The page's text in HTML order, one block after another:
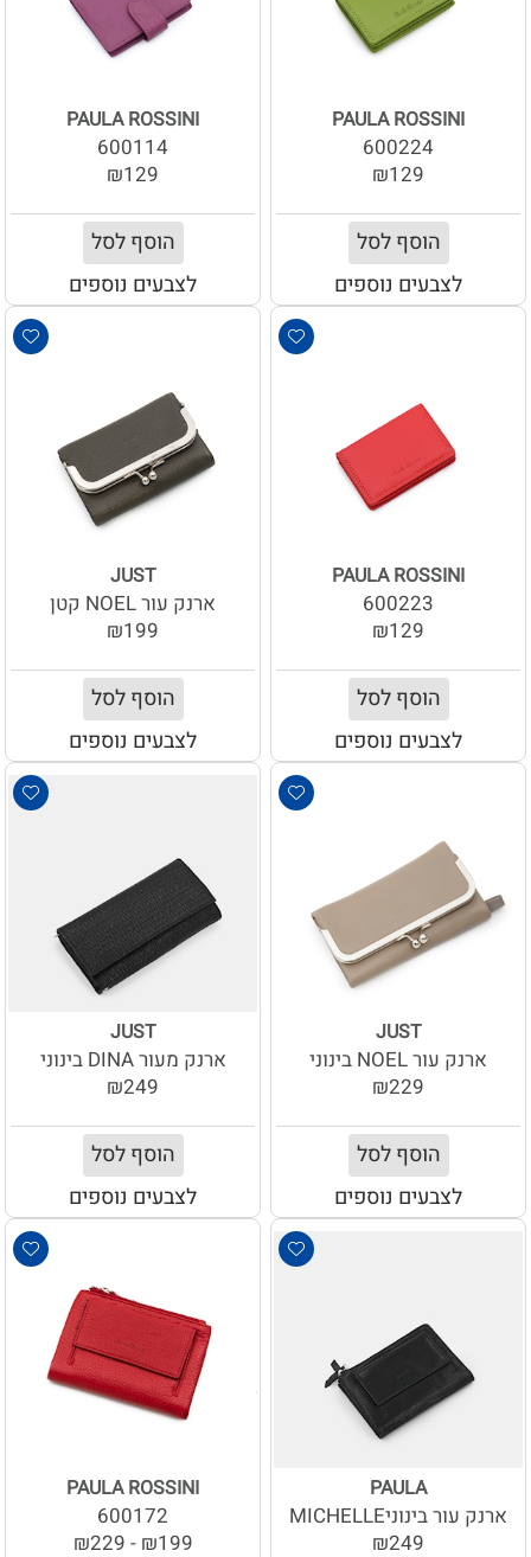
PAULA ROSSINI
600224
₪129
הוסף לסל
לצבעים נוספים
PAULA ROSSINI
600114
₪129
הוסף לסל
לצבעים נוספים
PAULA ROSSINI
600223
₪129
הוסף לסל
לצבעים נוספים
JUST
ארנק עור NOEL קטן
₪199
הוסף לסל
לצבעים נוספים
JUST
ארנק עור NOEL בינוני
₪229
הוסף לסל
לצבעים נוספים
JUST
ארנק מעור DINA בינוני
₪249
הוסף לסל
לצבעים נוספים
PAULA
ארנק עור בינוניMICHELLE
₪249
PAULA ROSSINI
600172
₪199 - ₪229